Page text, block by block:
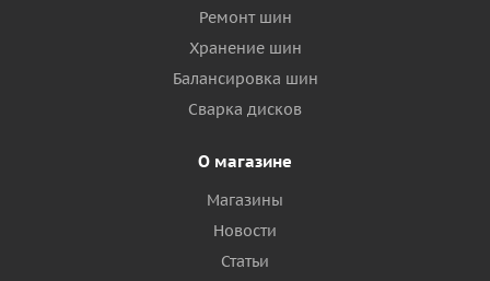
Ремонт шин
Хранение шин
Балансировка шин
Сварка дисков
О магазине
Магазины
Новости
Статьи